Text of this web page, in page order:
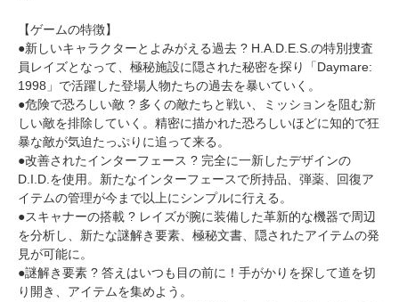
【ゲームの特徴】
●新しいキャラクターとよみがえる過去 ? H.A.D.E.S.の特別捜査
員レイズとなって、極秘施設に隠された秘密を探り「Daymare:
1998」で活躍した登場人物たちの過去を暴いていく。
●危険で恐ろしい敵 ? 多くの敵たちと戦い、ミッションを阻む新
しい敵を排除していく。精密に描かれた恐ろしいほどに知的で狂
暴な敵が気迫たっぷりに追って来る。
●改善されたインターフェース ? 完全に一新したデザインの
D.I.D.を使用。新たなインターフェースで所持品、弾薬、回復ア
イテムの管理が今まで以上にシンプルに行える。
●スキャナーの搭載 ? レイズが腕に装備した革新的な機器で周辺
を分析し、新たな謎解き要素、極秘文書、隠されたアイテムの発
見が可能に。
●謎解き要素 ? 答えはいつも目の前に！手がかりを探して道を切
り開き、アイテムを集めよう。